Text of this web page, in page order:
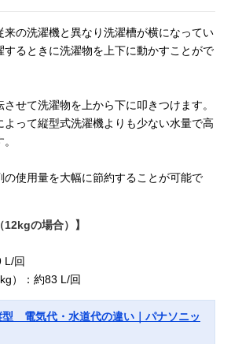
来の洗濯機と異なり洗濯槽が横になってい
するときに洗濯物を上下に動かすことがで
せて洗濯物を上から下に叩きつけます。
よって縦型式洗濯機よりも少ない水量で高
の使用量を大幅に節約することが可能で
12kgの場合）】
L/回
）：約83 L/回
型 電気代・水道代の違い｜パナソニッ